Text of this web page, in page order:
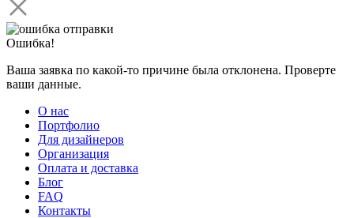
Ошибка!
Ваша заявка по какой-то причине была отклонена. Проверте
ваши данные.
О нас
Портфолио
Для дизайнеров
Организация
Оплата и доставка
Блог
FAQ
Контакты